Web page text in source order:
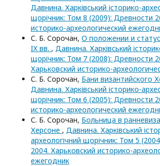
Давнина. Харківський історико-
щорічник: Том 8 (2009): Древности
историко-археологический
С. Б. Сорочан, О положении и
IX вв. , Давнина. Харківський
щорічник: Том 7 (2008): Древности
Харьковский историко-
С. Б. Сорочан, Бани византийского
Давнина. Харківський історико-
щорічник: Том 6 (2005): Древности
историко-археологический
С. Б. Сорочан, Больница в
Херсоне , Давнина. Харківський
археологічний щорічник: Том 5
2004. Харьковский историко-
ежегодник